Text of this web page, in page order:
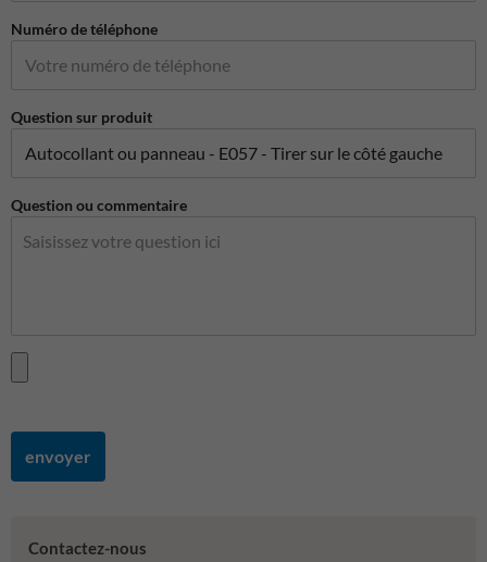
Numéro de téléphone
Question sur produit
Question ou commentaire
envoyer
Contactez-nous